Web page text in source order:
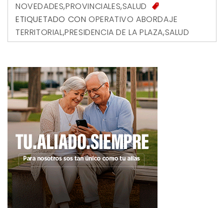
NOVEDADES,PROVINCIALES,SALUD
ETIQUETADO CON OPERATIVO ABORDAJE
TERRITORIAL,PRESIDENCIA DE LA PLAZA,SALUD